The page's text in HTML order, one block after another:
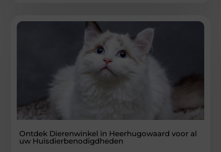
Ontdek Dierenwinkel in Heerhugowaard voor al
uw Huisdierbenodigdheden